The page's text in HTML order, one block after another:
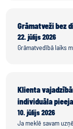
Grāmatveži bez
22. jūlijs 2026
Grāmatvedībā laiks
Klienta
individuāla
10. jūlijs 2026
Ja meklē savam